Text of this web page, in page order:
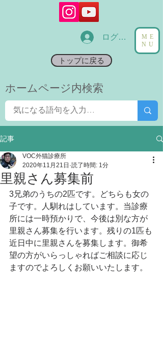
ログイン
トップに戻る
ME
NU
​ホームページ内検索
記事
里親さん募集前
VOC外猫診療所
2020年11月21日 読了時間: 1分
3兄弟のうちの2匹です。どちらも女の
子です。人馴れはしています。当診療
所には一時預かりで、今後は別な方が
里親さん募集を行います。残りの1匹も
近日中に里親さんを募集します。御希
望の方がいらっしゃればご相談に応じ
ますのでよろしくお願いいたします。